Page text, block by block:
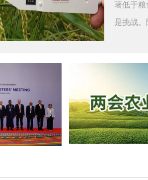
著低于粮
是挑战。